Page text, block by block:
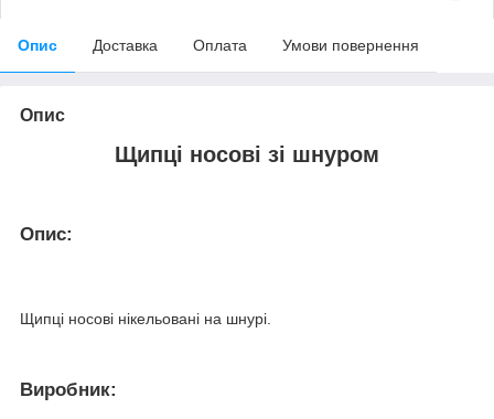
Опис Доставка Оплата Умови повернення
Опис
Щипці носові зі шнуром
Опис:
Щипці носові нікельовані на шнурі.
Виробник: